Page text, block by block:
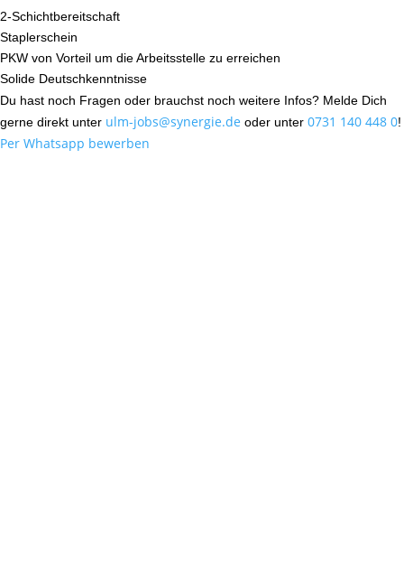
2-Schichtbereitschaft
Staplerschein
PKW von Vorteil um die Arbeitsstelle zu erreichen
Solide Deutschkenntnisse
Du hast noch Fragen oder brauchst noch weitere Infos? Melde Dich
gerne direkt unter ulm-jobs@synergie.de oder unter 0731 140 448 0!
Per Whatsapp bewerben